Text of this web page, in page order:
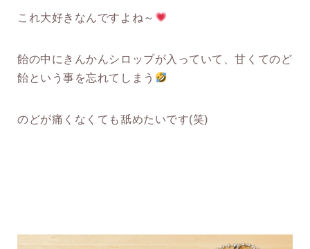
これ大好きなんですよね～
飴の中にきんかんシロップが入っていて、甘くてのど
飴という事を忘れてしまう
のどが痛くなくても舐めたいです(笑)